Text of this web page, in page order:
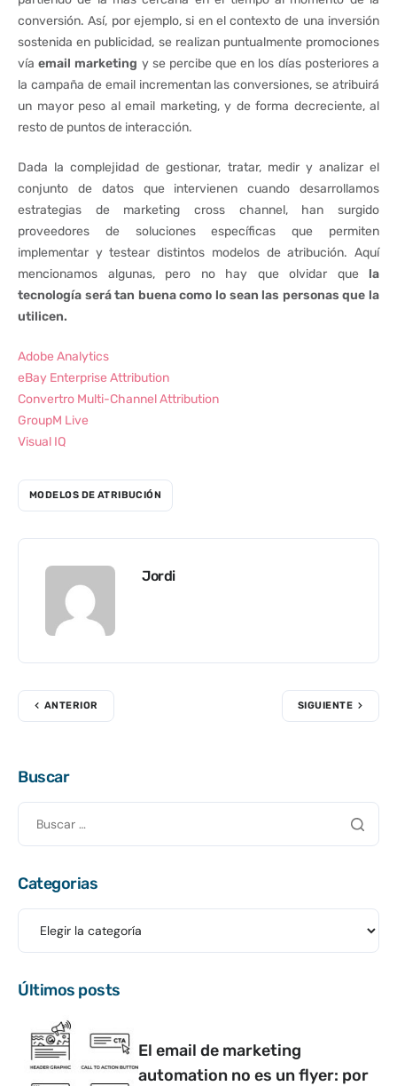
conversión. Así, por ejemplo, si en el contexto de una inversión
sostenida en publicidad, se realizan puntualmente promociones
vía email marketing y se percibe que en los días posteriores a
la campaña de email incrementan las conversiones, se atribuirá
un mayor peso al email marketing, y de forma decreciente, al
resto de puntos de interacción.
Dada la complejidad de gestionar, tratar, medir y analizar el
conjunto de datos que intervienen cuando desarrollamos
estrategias de marketing cross channel, han surgido
proveedores de soluciones específicas que permiten
implementar y testear distintos modelos de atribución. Aquí
mencionamos algunas, pero no hay que olvidar que la
tecnología será tan buena como lo sean las personas que la
utilicen.
Adobe Analytics
eBay Enterprise Attribution
Convertro Multi-Channel Attribution
GroupM Live
Visual IQ
MODELOS DE ATRIBUCIÓN
Jordi
ANTERIOR SIGUIENTE
Buscar
Categorias
Últimos posts
El email de marketing
automation no es un flyer: por